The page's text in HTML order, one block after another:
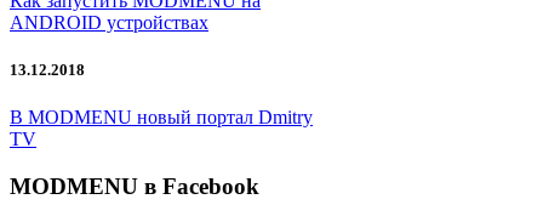
ANDROID устройствах
13.12.2018
В MODMENU новый портал Dmitry
TV
MODMENU в Facebook